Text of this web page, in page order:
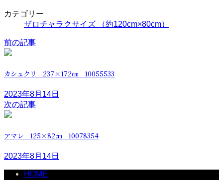
カテゴリー
ザロチャラクサイズ （約120cm×80cm）
前の記事
カシュクリ 237×172㎝ 10055533
2023年8月14日
次の記事
アマレ 125×82㎝ 10078354
2023年8月14日
HOME